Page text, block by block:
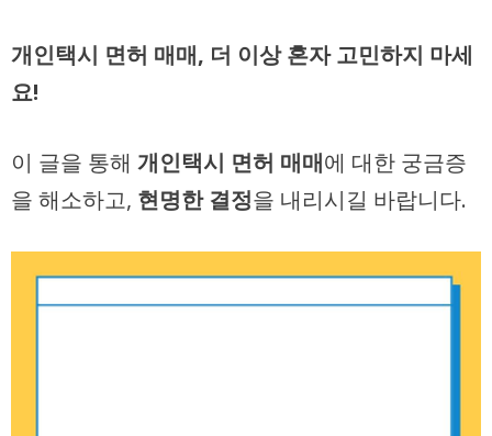
개인택시 면허 매매, 더 이상 혼자 고민하지 마세
요!
이 글을 통해 개인택시 면허 매매에 대한 궁금증
을 해소하고, 현명한 결정을 내리시길 바랍니다.